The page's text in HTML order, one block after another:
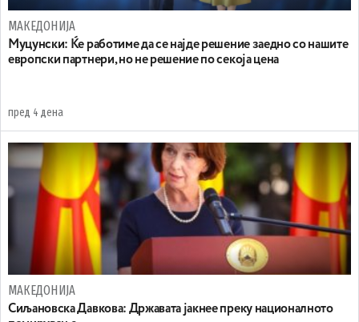
МАКЕДОНИЈА
Муцунски: Ќе работиме да се најде решение заедно со нашите
европски партнери, но не решение по секоја цена
пред 4 дена
МАКЕДОНИЈА
Сиљановска Давкова: Државата јакнее преку националното